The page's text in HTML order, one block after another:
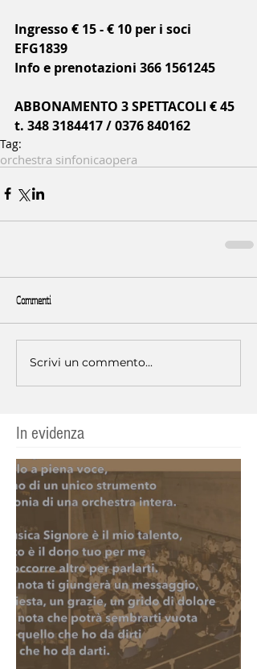
Ingresso € 15 - € 10 per i soci
EFG1839
Info e prenotazioni 366 1561245
ABBONAMENTO 3 SPETTACOLI € 45
t. 348 3184417 / 0376 840162
Tag:
orchestra sinfonicaopera
Commenti
Scrivi un commento...
In evidenza